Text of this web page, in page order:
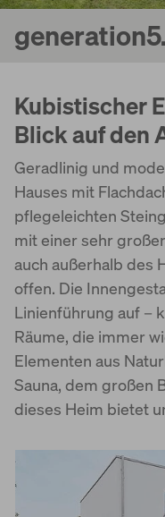
Kubistischer
Blick auf den
Geradlinig und
Hauses mit
pflegeleichten
mit einer sehr
auch außerhalb des
offen. Die
Linienführung auf –
Räume, die immer
Elementen aus
Sauna, dem großen
dieses Heim bietet
Erleben
World of